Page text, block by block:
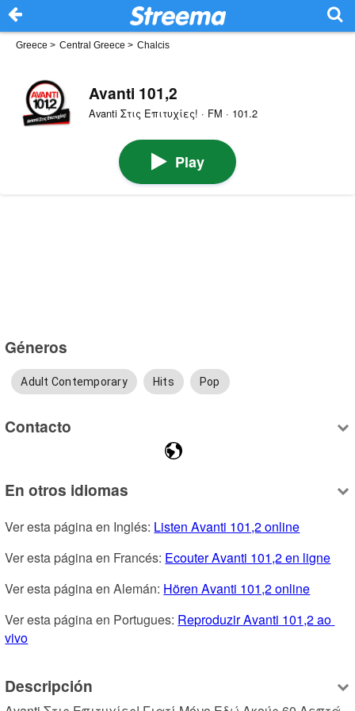
Greece > Central Greece > Chalcis
Avanti 101,2
Avanti Στις Επιτυχίες! · FM · 101.2
Play
Géneros
Adult Contemporary Hits Pop
Contacto
En otros idiomas
Ver esta página en Inglés: Listen Avanti 101,2 online
Ver esta página en Francés: Ecouter Avanti 101,2 en ligne
Ver esta página en Alemán: Hören Avanti 101,2 online
Ver esta página en Portugues: Reproduzir Avanti 101,2 ao
vivo
Descripción